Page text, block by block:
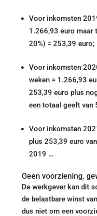
Voor inkomsten
1.266,93 euro maar
20%) = 253,39 euro;
Voor inkomsten
weken = 1.266,93
253,39 euro plus
een totaal geeft van
Voor inkomsten
plus 253,39 euro
2019 …
Geen voorziening,
De werkgever kan dit
de belastbare winst
dus niet om een